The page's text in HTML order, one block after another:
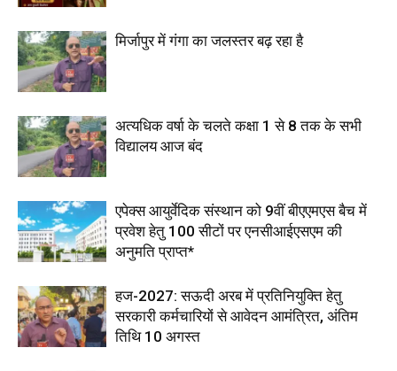
मिर्जापुर में गंगा का जलस्तर बढ़ रहा है
अत्यधिक वर्षा के चलते कक्षा 1 से 8 तक के सभी
विद्यालय आज बंद
एपेक्स आयुर्वेदिक संस्थान को 9वीं बीएएमएस बैच में
प्रवेश हेतु 100 सीटों पर एनसीआईएसएम की
अनुमति प्राप्त*
हज-2027: सऊदी अरब में प्रतिनियुक्ति हेतु
सरकारी कर्मचारियों से आवेदन आमंत्रित, अंतिम
तिथि 10 अगस्त